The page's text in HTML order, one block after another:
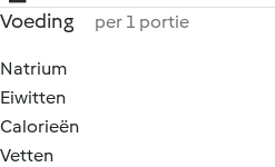
Voeding per 1 portie
Natrium
Eiwitten
Calorieën
Vetten